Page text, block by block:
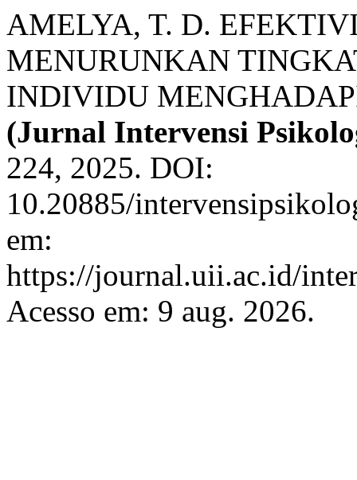
AMELYA, T. D.
MENURUNKAN
INDIVIDU
(Jurnal Intervensi
224, 2025. DOI:
10.20885/
em:
https://journal.uii.ac.id/
Acesso em: 9 aug. 2026.